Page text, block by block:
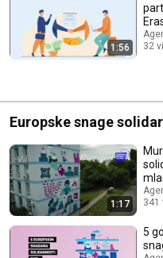
1:56
32
Europske snage
1:17
341
5